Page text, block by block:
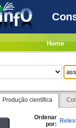
Home
Produção científica
Ordenar
por: